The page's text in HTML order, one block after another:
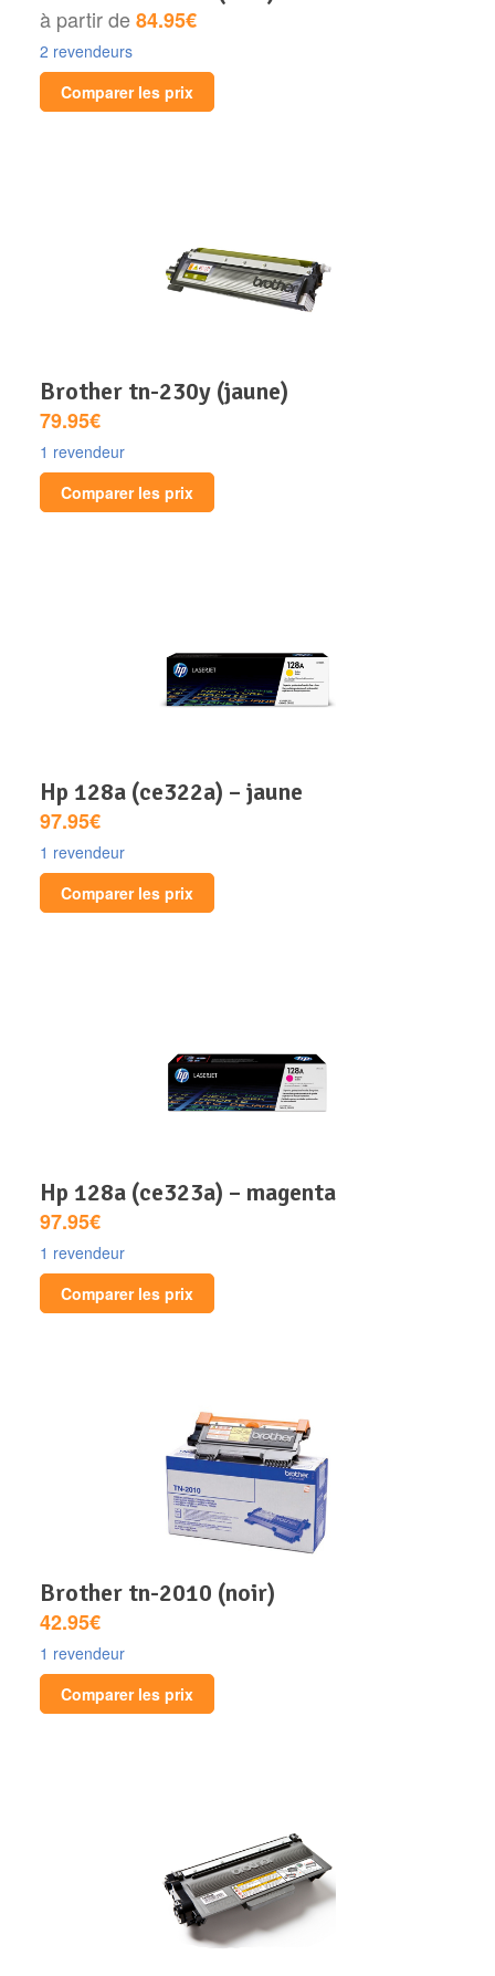
à partir de84.95€
2 revendeurs
Comparer les prix
brother tn-230y (jaune)
79.95€
1 revendeur
Comparer les prix
hp 128a (ce322a) – jaune
97.95€
1 revendeur
Comparer les prix
hp 128a (ce323a) – magenta
97.95€
1 revendeur
Comparer les prix
brother tn-2010 (noir)
42.95€
1 revendeur
Comparer les prix